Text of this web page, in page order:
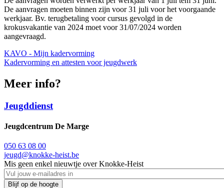
De aanvragen moeten binnen zijn voor 31 juli voor het voorgaande
werkjaar. Bv. terugbetaling voor cursus gevolgd in de
krokusvakantie van 2024 moet voor 31/07/2024 worden
aangevraagd.
KAVO - Mijn kadervorming
Kadervorming en attesten voor jeugdwerk
Meer info?
Jeugddienst
Jeugdcentrum De Marge
050 63 08 00
jeugd@knokke-heist.be
Mis geen enkel nieuwtje over Knokke-Heist